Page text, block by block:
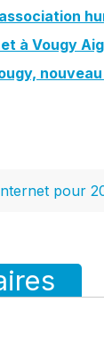
à Vougy
pour